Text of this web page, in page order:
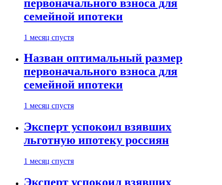
первоначального взноса для
семейной ипотеки
1 месяц спустя
Назван оптимальный размер
первоначального взноса для
семейной ипотеки
1 месяц спустя
Эксперт успокоил взявших
льготную ипотеку россиян
1 месяц спустя
Эксперт успокоил взявших